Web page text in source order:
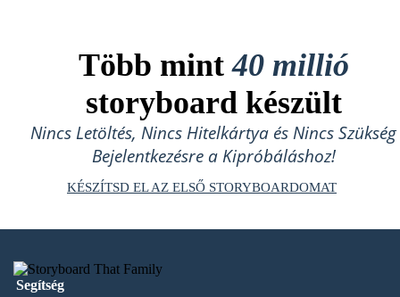
Több mint40 millió
storyboard készült
Nincs Letöltés, Nincs Hitelkártya és Nincs Szükség
Bejelentkezésre a Kipróbáláshoz!
KÉSZÍTSD EL AZ ELSŐ STORYBOARDOMAT
Segítség